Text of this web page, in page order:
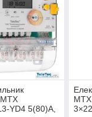
YD4 5(80)А,